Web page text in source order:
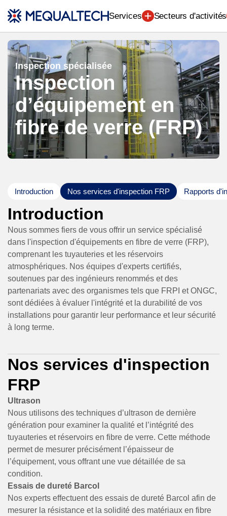
Services Secteurs d'activités
Inspection spécialisée
Inspection
d’équipement en
fibre de verre (FRP)
Introduction Nos services d'inspection FRP Rapports
Introduction
Nous sommes fiers de vous offrir un service spécialisé
dans l'inspection d'équipements en fibre de verre (FRP),
comprenant les tuyauteries et les réservoirs
atmosphériques. Nos équipes d'experts certifiés,
soutenues par des ingénieurs renommés et des
partenariats avec des organismes tels que FRPI et ONGC,
sont dédiées à évaluer l'intégrité et la durabilité de vos
installations pour garantir leur performance et leur sécurité
à long terme.
Nos services d'inspection
FRP
Ultrason
Nous utilisons des techniques d’ultrason de dernière
génération pour examiner la qualité et l’intégrité des
tuyauteries et réservoirs en fibre de verre. Cette méthode
permet de mesurer précisément l’épaisseur de
l’équipement, vous offrant une vue détaillée de sa
condition.
Essais de dureté Barcol
Nos experts effectuent des essais de dureté Barcol afin de
mesurer la résistance et la solidité des matériaux en fibre